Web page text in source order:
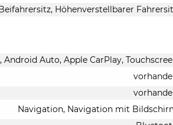
Höhenverstellbarer
Auto, Apple CarPlay,
Navigation, Navigation mit